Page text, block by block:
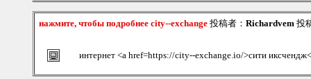
нажмите, чтобы подробнее city--exchange 投稿者： Richardvem 投
интернет <a href=https://city--exchange.io/>сити